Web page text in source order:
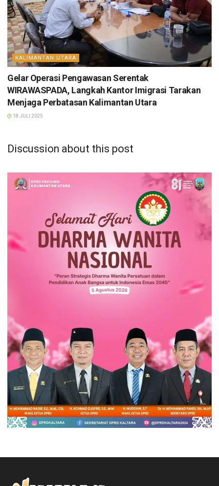
KALIMANTAN UTARA
Gelar Operasi Pengawasan Serentak
WIRAWASPADA, Langkah Kantor Imigrasi Tarakan
Menjaga Perbatasan Kalimantan Utara
18 JULI 2025
Discussion about this post